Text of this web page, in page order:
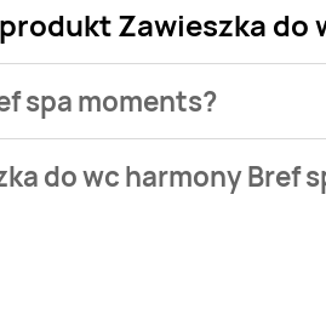
Zawieszka
spa moments?
do wc harmony Bref